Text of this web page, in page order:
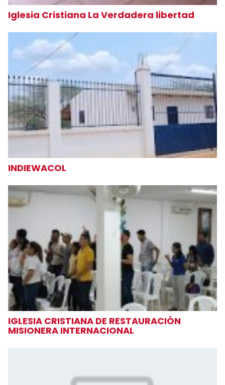
Iglesia Cristiana La Verdadera libertad
INDIEWACOL
IGLESIA CRISTIANA DE RESTAURACIÓN
MISIONERA INTERNACIONAL